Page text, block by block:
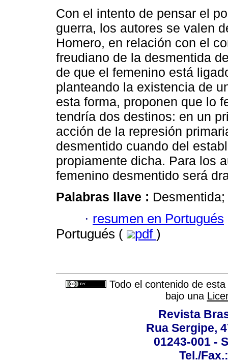
Con el intento de pensar el
guerra, los autores se valen
Homero, en relación con el
freudiano de la desmentida
de que el femenino está
planteando la existencia de
esta forma, proponen que lo
tendría dos destinos: en un
acción de la represión
desmentido cuando del
propiamente dicha. Para los
femenino desmentido será
Palabras llave :
· resumen en Portugués
Portugués (
pdf )
Todo el contenido de
bajo una
Revista
Rua Sergipe,
01243-001 -
Tel./